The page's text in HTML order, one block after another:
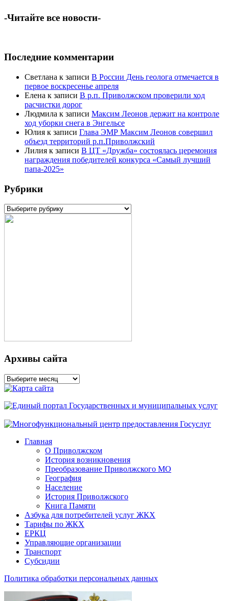
-Читайте все новости-
Последние комментарии
Светлана к записи В России День геолога отмечается в
первое воскресенье апреля
Елена к записи В р.п. Приволжском проверили ход
расчистки дорог
Людмила к записи Максим Леонов держит на контроле
ход уборки снега в Энгельсе
Юлия к записи Глава ЭМР Максим Леонов совершил
объезд территорий р.п.Приволжский
Лилия к записи В ЦТ «Дружба» состоялась церемония
награждения победителей конкурса «Самый лучший
папа-2025»
Рубрики
Рубрики
Архивы сайта
Архивы
сайта
Главная
О Приволжском
История возникновения
Преобразование Приволжского МО
География
Население
История Приволжского
Книга Памяти
Азбука для потребителей услуг ЖКХ
Тарифы по ЖКХ
ЕРКЦ
Управляющие организации
Транспорт
Субсидии
Политика обработки персональных данных